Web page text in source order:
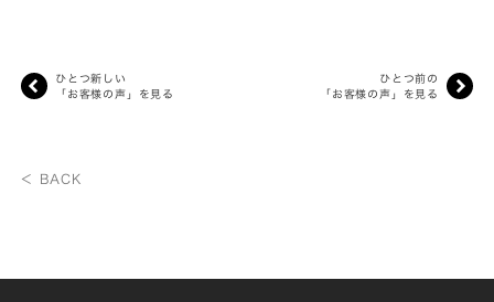
ひとつ新しい
「お客様の声」を見る
ひとつ前の
「お客様の声」を見る
＜ BACK